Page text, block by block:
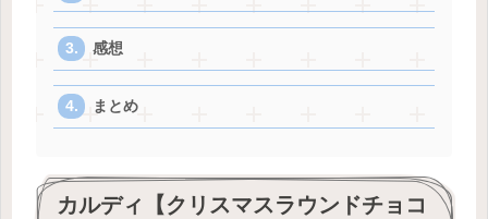
感想
まとめ
カルディ【クリスマスラウンドチョコ